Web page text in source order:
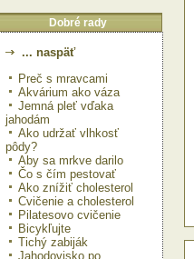
Dobré rady
... naspäť
Preč s mravcami
Akvárium ako váza
Jemná pleť vďaka
jahodám
Ako udržať vlhkosť
pôdy?
Aby sa mrkve darilo
Čo s čím pestovať
Ako znížiť cholesterol
Cvičenie a cholesterol
Pilatesovo cvičenie
Bicykľujte
Tichý zabiják
Jahodovisko po ...